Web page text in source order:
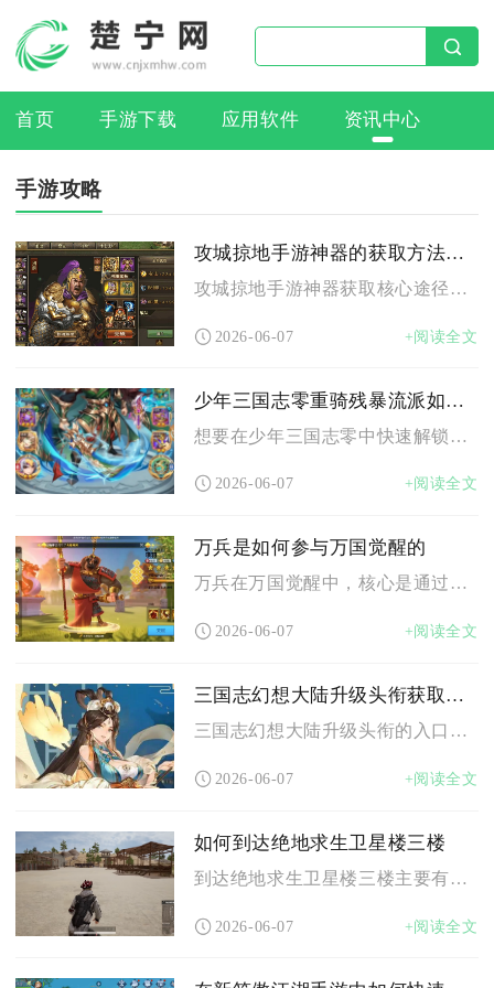
首页 手游下载 应用软件 资讯中心
手游攻略
攻城掠地手游神器的获取方法是什么
攻城掠地手游神器获取核心途径为秘境探险合成、限时活动领取、副...
2026-06-07 +阅读全文
少年三国志零重骑残暴流派如何解锁
想要在少年三国志零中快速解锁并成型重骑残暴流派，核心路径在于...
2026-06-07 +阅读全文
万兵是如何参与万国觉醒的
万兵在万国觉醒中，核心是通过高战力集结、多线协同与资源统筹，...
2026-06-07 +阅读全文
三国志幻想大陆升级头衔获取途径在哪里
三国志幻想大陆升级头衔的入口在主界面左上角头像处，进入角色界...
2026-06-07 +阅读全文
如何到达绝地求生卫星楼三楼
到达绝地求生卫星楼三楼主要有四种可行方法：跳伞直接落顶、利用...
2026-06-07 +阅读全文